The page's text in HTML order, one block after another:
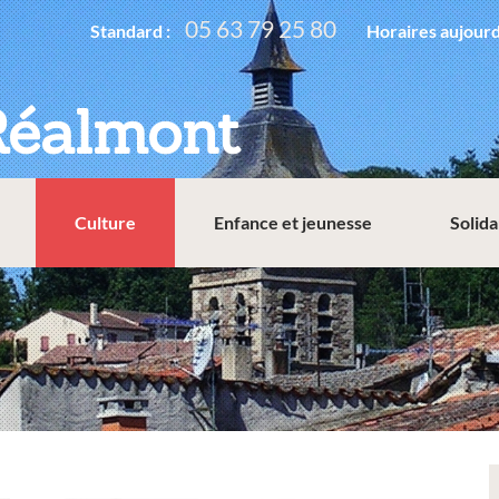
Standard : 05 63 79 25 80 Horaires
Culture Enfance et jeunesse